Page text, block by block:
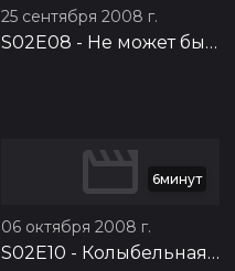
25 сентября 2008 г.
S02E08 - Не может быть
6минут
06 октября 2008 г.
S02E10 - Колыбельная для Ёжика